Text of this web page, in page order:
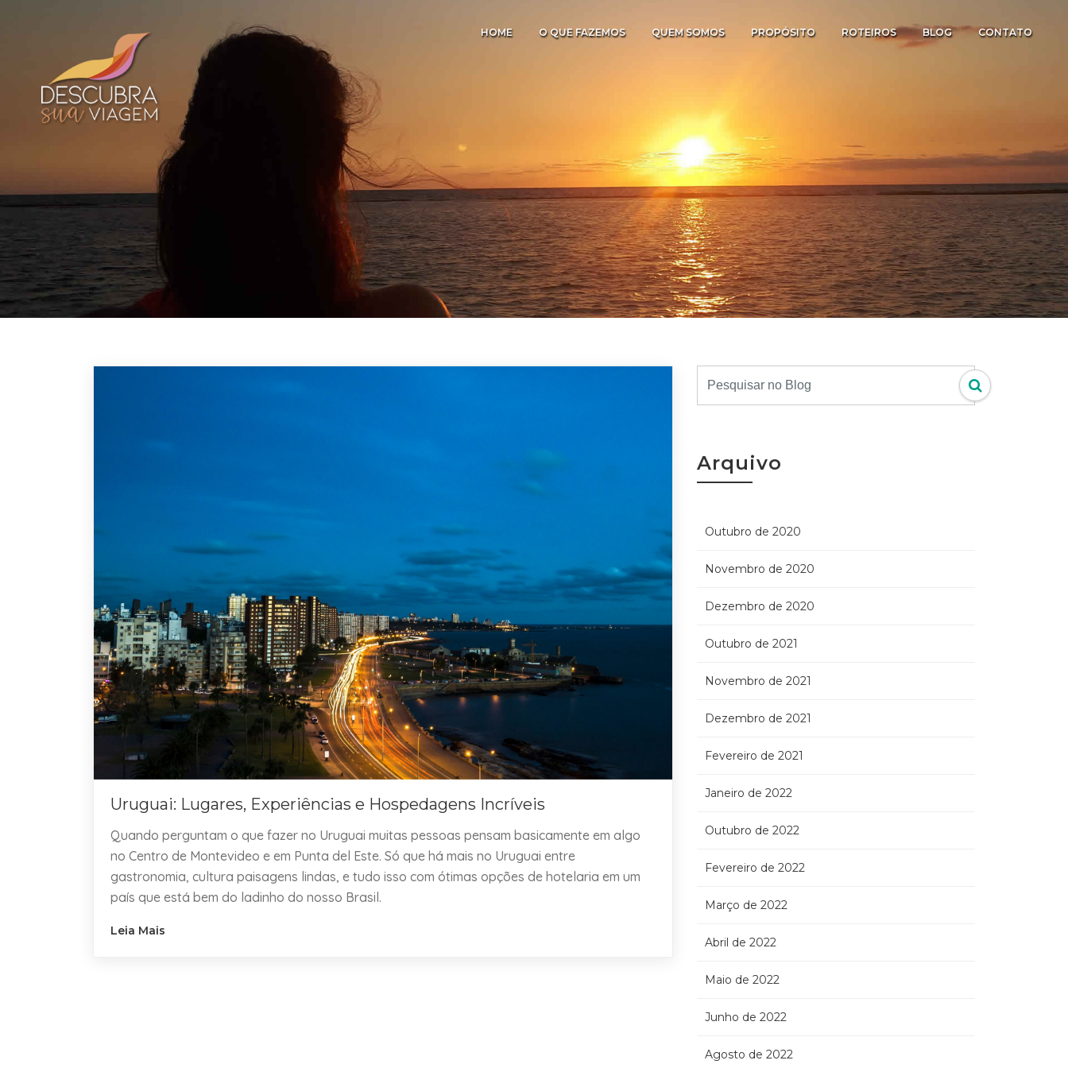
HOME O QUE FAZEMOS QUEM SOMOS PROPÓSITO ROTEIROS BLOG CONTATO
Uruguai: Lugares, Experiências e Hospedagens Incríveis
Quando perguntam o que fazer no Uruguai muitas pessoas pensam basicamente em algo
no Centro de Montevideo e em Punta del Este. Só que há mais no Uruguai entre
gastronomia, cultura paisagens lindas, e tudo isso com ótimas opções de hotelaria em um
país que está bem do ladinho do nosso Brasil.
Leia Mais
Arquivo
Outubro de 2020
Novembro de 2020
Dezembro de 2020
Outubro de 2021
Novembro de 2021
Dezembro de 2021
Fevereiro de 2021
Janeiro de 2022
Outubro de 2022
Fevereiro de 2022
Março de 2022
Abril de 2022
Maio de 2022
Junho de 2022
Agosto de 2022